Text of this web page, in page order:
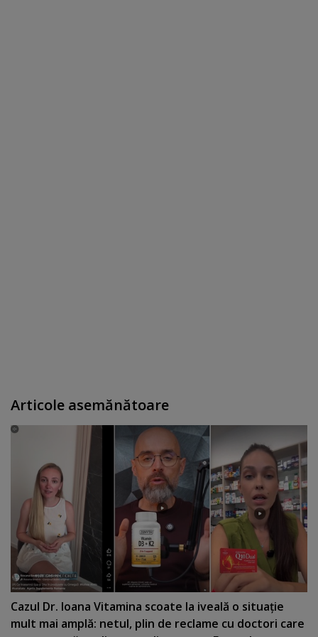
Articole asemănătoare
Cazul Dr. Ioana Vitamina scoate la iveală o situaţie
mult mai amplă: netul, plin de reclame cu doctori care